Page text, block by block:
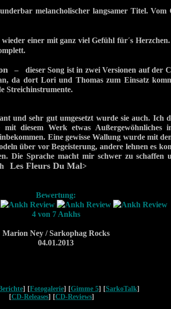
melancholischer langsamer Titel. Vom
einer mit ganz viel Gefühl für´s Herzchen.
– dieser Song ist in zwei Versionen auf der
da dort Lori und Thomas zum Einsatz
Streichinstrumente.
und sehr gut umgesetzt wurde sie auch. Ich
diesem Werk etwas Außergewöhnliches
Eine gewisse Wallung wurde mit
über vor Begeisterung, andere lehnen es
Die Sprache macht mir schwer zu schaffen
Les Fleurs Du Mal>
Bewertung:
4 von 7 Ankhs
Marion Ney / Sarkophag Rocks
04.01.2013
] [Fotogalerie] [Gimme 5] [SarkoTalk]
[CD-Releases] [CD-Reviews]